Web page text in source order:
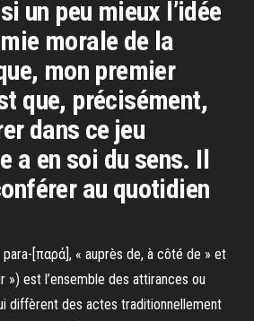
un peu mieux l’idée
morale de la
mon premier
que, précisément,
dans ce jeu
a en soi du sens. Il
au quotidien
[παρά], « auprès de, à côté de » et
») est l’ensemble des attirances ou
diffèrent des actes traditionnellement